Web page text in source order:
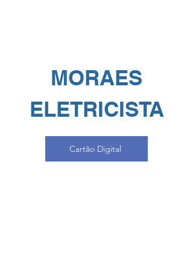
MORAES
ELETRICISTA
Cartão Digital